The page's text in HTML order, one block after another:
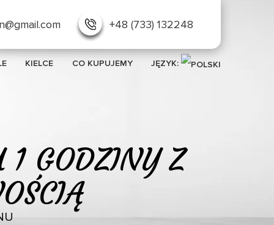
+48 (733) 132248
KIELCE CO KUPUJEMY JĘZYK:
1 GODZINY Z